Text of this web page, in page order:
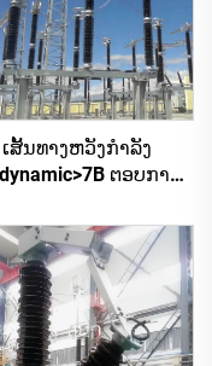
ເສັ້ນທາງຫວັງກຳລັງ
ຕອບການ
AC